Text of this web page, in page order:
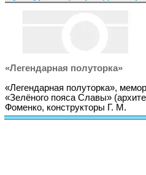
«Легендарная полуторка»
«Легендарная полуторка»,
«Зелёного пояса Славы»
Фоменко, конструкторы Г. М.